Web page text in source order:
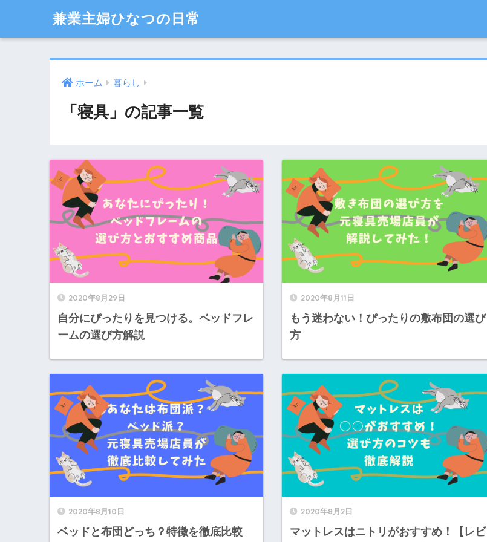
兼業主婦ひなつの日常
ホーム 暮らし
「寝具」の記事一覧
2020年8月29日
自分にぴったりを見つける。ベッドフレ
ームの選び方解説
2020年8月11日
もう迷わない！ぴったりの敷布団の選び
方
2020年8月10日
ベッドと布団どっち？特徴を徹底比較
2020年8月2日
マットレスはニトリがおすすめ！【レビ